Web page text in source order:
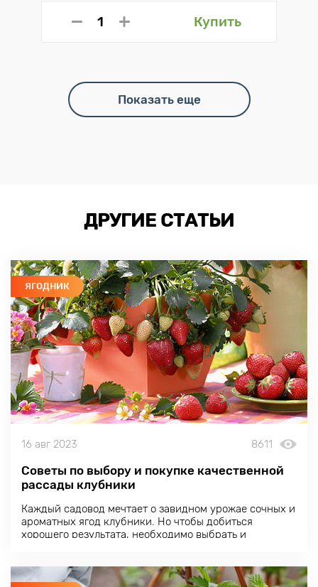
Купить
Показать еще
ДРУГИЕ СТАТЬИ
ЯГОДНИК
16 авг 2023 8611
Советы по выбору и покупке качественной
рассады клубники
Каждый садовод мечтает о завидном урожае сочных и
ароматных ягод клубники. Но чтобы добиться
хорошего результата, необходимо выбрать и
здоровый старт.